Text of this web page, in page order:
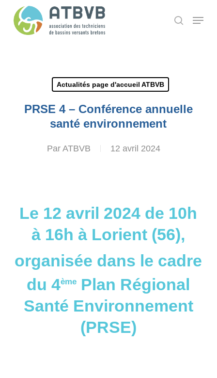
search
Menu
Actualités page d'accueil ATBVB
PRSE 4 – Conférence annuelle
santé environnement
Par ATBVB 12 avril 2024
Le 12 avril 2024 de 10h
à 16h à Lorient (56),
organisée dans le cadre
du 4ème Plan Régional
Santé Environnement
(PRSE)
Panneau de gestion des cookies